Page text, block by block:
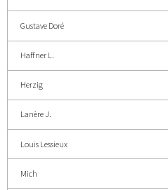
Gustave Doré
Haffner L.
Herzig
Lanère J.
Louis Lessieux
Mich